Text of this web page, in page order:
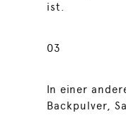
ist.
03
In einer
Backpulver,